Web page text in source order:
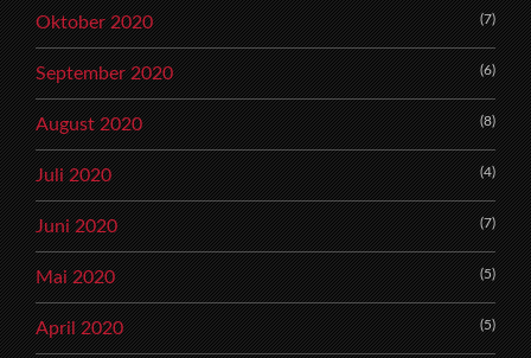
Oktober 2020 (7)
September 2020 (6)
August 2020 (8)
Juli 2020 (4)
Juni 2020 (7)
Mai 2020 (5)
April 2020 (5)